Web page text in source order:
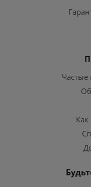
Частые